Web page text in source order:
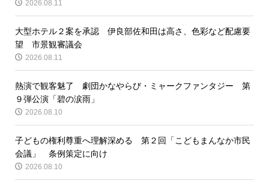
2026.08.11
大型ホテル２案を承認 伊良部佐和田は高さ、色彩など配慮要
望 市景観審議会
2026.08.11
熱演で観客魅了 劇団かなやらび・ミャークファンタジー 第
９弾公演「碧の涙雨」
2026.08.10
子どもの権利尊重へ理解深める 第２回「こどもまんなか市民
会議」 条例策定に向け
2026.08.10